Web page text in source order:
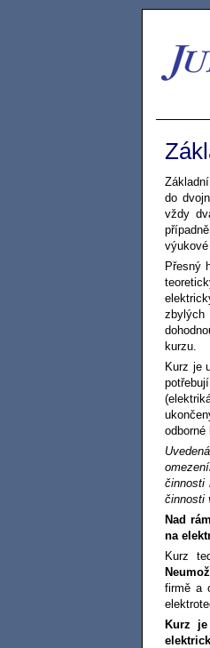
do
vždy
Přesný
zbylých
kurzu.
Kurz je
činnosti
činnosti
Nad
na
Kurz
firmě a
Kurz